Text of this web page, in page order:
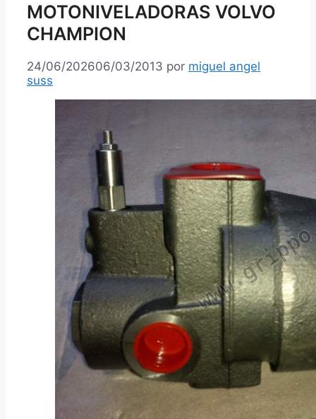
MOTONIVELADORAS VOLVO
CHAMPION
24/06/202606/03/2013 por miguel angel
suss